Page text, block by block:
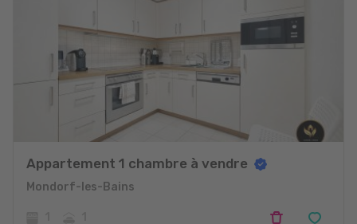
Appartement 1 chambre à vendre
Mondorf-les-Bains